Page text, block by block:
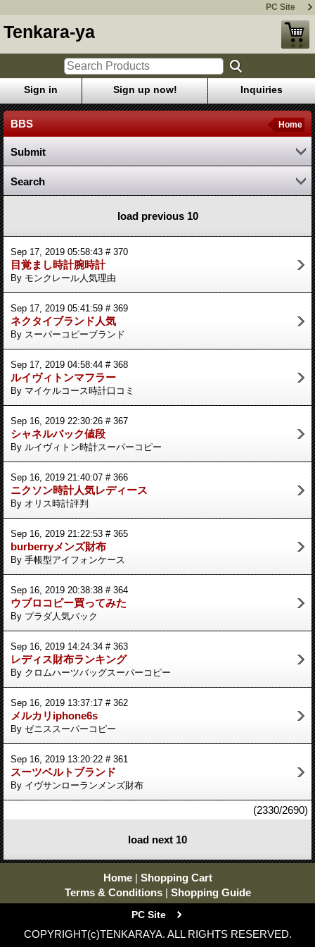
PC Site
Tenkara-ya
Sign in Sign up now! Inquiries
BBS Home
Submit
Search
load previous 10
Sep 17, 2019 05:58:43 # 370
目覚まし時計腕時計
By モンクレール人気理由
Sep 17, 2019 05:41:59 # 369
ネクタイブランド人気
By スーパーコピーブランド
Sep 17, 2019 04:58:44 # 368
ルイヴィトンマフラー
By マイケルコース時計口コミ
Sep 16, 2019 22:30:26 # 367
シャネルバック値段
By ルイヴィトン時計スーパーコピー
Sep 16, 2019 21:40:07 # 366
ニクソン時計人気レディース
By オリス時計評判
Sep 16, 2019 21:22:53 # 365
burberryメンズ財布
By 手帳型アイフォンケース
Sep 16, 2019 20:38:38 # 364
ウブロコピー買ってみた
By プラダ人気バック
Sep 16, 2019 14:24:34 # 363
レディス財布ランキング
By クロムハーツバッグスーパーコピー
Sep 16, 2019 13:37:17 # 362
メルカリiphone6s
By ゼニススーパーコピー
Sep 16, 2019 13:20:22 # 361
スーツベルトブランド
By イヴサンローランメンズ財布
(2330/2690)
load next 10
Home | Shopping Cart
Terms & Conditions | Shopping Guide
PC Site
COPYRIGHT(c)TENKARAYA. ALL RIGHTS RESERVED.